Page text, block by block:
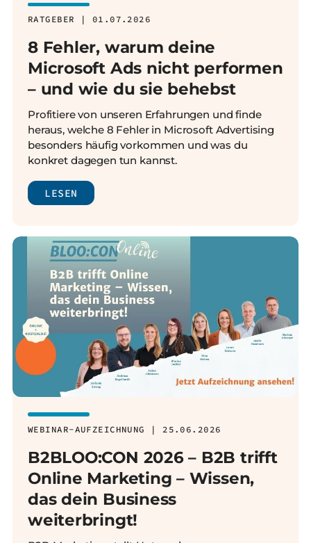
RATGEBER | 01.07.2026
8 Fehler, warum deine
Microsoft Ads nicht performen
– und wie du sie behebst
Profitiere von unseren Erfahrungen und finde
heraus, welche 8 Fehler in Microsoft Advertising
besonders häufig vorkommen und was du
konkret dagegen tun kannst.
LESEN
WEBINAR-AUFZEICHNUNG | 25.06.2026
B2BLOO:CON 2026 – B2B trifft
Online Marketing – Wissen,
das dein Business
weiterbringt!